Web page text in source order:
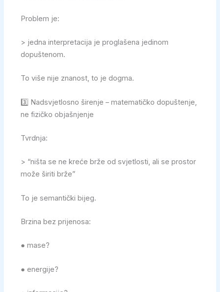
Problem je:
> jedna interpretacija je proglašena jedinom
dopuštenom.
To više nije znanost, to je dogma.
3️⃣ Nadsvjetlosno širenje – matematičko dopuštenje,
ne fizičko objašnjenje
Tvrdnja:
> “ništa se ne kreće brže od svjetlosti, ali se prostor
može širiti brže”
To je semantički bijeg.
Brzina bez prijenosa:
● mase?
● energije?